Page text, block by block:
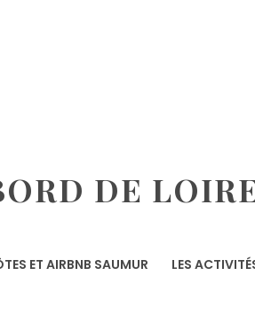
DE
ET AIRBNB SAUMUR LES